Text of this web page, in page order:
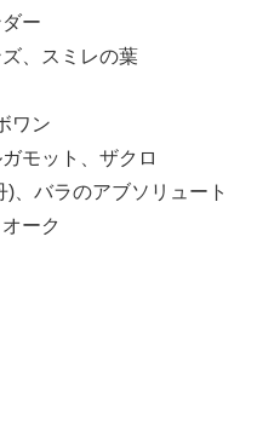
ー
、スミレの葉
ワン
モット、ザクロ
バラのアブソリュート
ーク